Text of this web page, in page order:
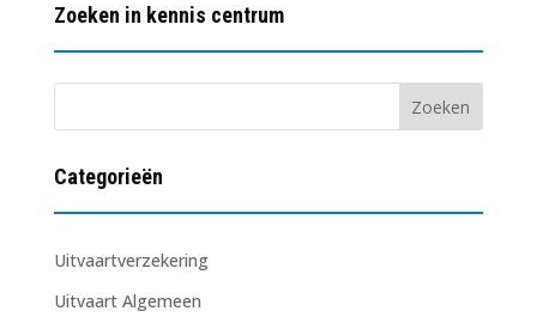
Zoeken in kennis centrum
Categorieën
Uitvaartverzekering
Uitvaart Algemeen